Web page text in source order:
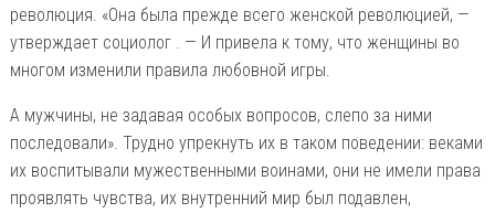
революция. «Она была прежде всего женской революцией, —
утверждает социолог . — И привела к тому, что женщины во
многом изменили правила любовной игры.
А мужчины, не задавая особых вопросов, слепо за ними
последовали». Трудно упрекнуть их в таком поведении: веками
их воспитывали мужественными воинами, они не имели права
проявлять чувства, их внутренний мир был подавлен,